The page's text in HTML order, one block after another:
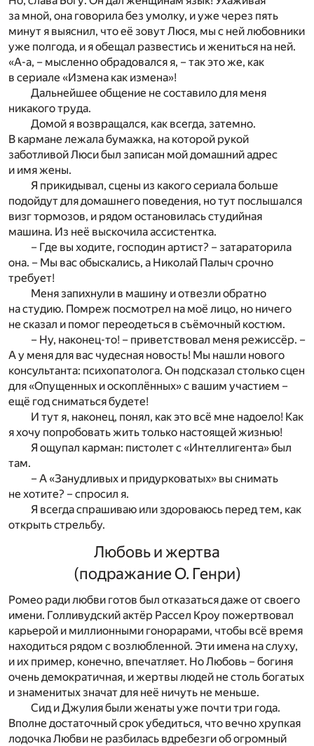
за мной, она говорила без умолку, и уже через пять
минут я выяснил, что её зовут Люся, мы с ней любовники
уже полгода, и я обещал развестись и жениться на ней.
«А-а, – мысленно обрадовался я, – так это же, как
в сериале «Измена как измена»!
Дальнейшее общение не составило для меня
никакого труда.
Домой я возвращался, как всегда, затемно.
В кармане лежала бумажка, на которой рукой
заботливой Люси был записан мой домашний адрес
и имя жены.
Я прикидывал, сцены из какого сериала больше
подойдут для домашнего поведения, но тут послышался
визг тормозов, и рядом остановилась студийная
машина. Из неё выскочила ассистентка.
– Где вы ходите, господин артист? – затараторила
она. – Мы вас обыскались, а Николай Палыч срочно
требует!
Меня запихнули в машину и отвезли обратно
на студию. Помреж посмотрел на моё лицо, но ничего
не сказал и помог переодеться в съёмочный костюм.
– Ну, наконец-то! – приветствовал меня режиссёр. –
А у меня для вас чудесная новость! Мы нашли нового
консультанта: психопатолога. Он подсказал столько сцен
для «Опущенных и оскоплённых» с вашим участием –
ещё год сниматься будете!
И тут я, наконец, понял, как это всё мне надоело! Как
я хочу попробовать жить только настоящей жизнью!
Я ощупал карман: пистолет с «Интеллигента» был
там.
– А «Занудливых и придурковатых» вы снимать
не хотите? – спросил я.
Я всегда спрашиваю или здороваюсь перед тем, как
открыть стрельбу.
Любовь и жертва
(подражание О. Генри)
Ромео ради любви готов был отказаться даже от своего
имени. Голливудский актёр Рассел Кроу пожертвовал
карьерой и миллионными гонорарами, чтобы всё время
находиться рядом с возлюбленной. Эти имена на слуху,
и их пример, конечно, впечатляет. Но Любовь – богиня
очень демократичная, и жертвы людей не столь богатых
и знаменитых значат для неё ничуть не меньше.
Сид и Джулия были женаты уже почти три года.
Вполне достаточный срок убедиться, что вечно хрупкая
лодочка Любви не разбилась вдребезги об огромный